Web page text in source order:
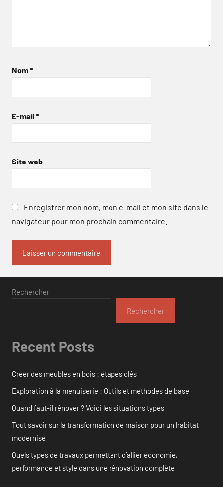
Nom*
E-mail *
Site web
Enregistrer mon nom, mon e-mail et mon site dans le
navigateur pour mon prochain commentaire.
Rechercher
Rechercher
Recent Posts
Créer des meubles en bois : étapes clés
Exploration à la menuiserie : Outils et méthodes de base
Quand faut-il rénover ? Voici les situations types
Tout savoir sur la transformation de maison pour un habitat
modernisé
Quels types de travaux permettent d’allier économie,
performance et style dans une rénovation complète